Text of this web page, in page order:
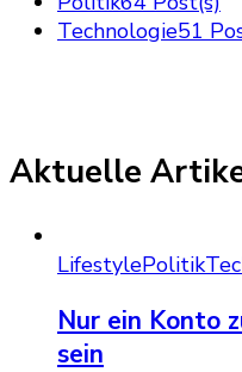
Technologie51
Aktuelle
LifestylePolitik
Nur ein Konto
sein